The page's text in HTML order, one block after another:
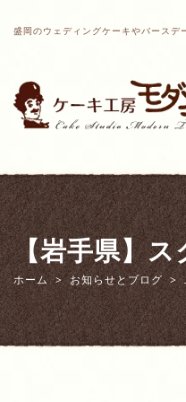
盛岡のウェディングケーキやバースデ
【岩手県】
ホーム お知らせとブログ